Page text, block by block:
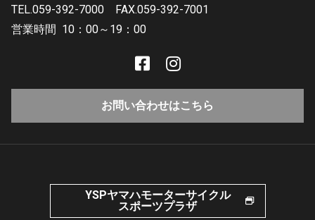
TEL.059-392-7000
FAX.059-392-7001
営業時間 10：00～19：00
お問い合わせはこちら
YSPヤマハモーターサイクル
スポーツプラザ